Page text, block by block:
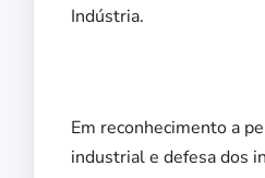
Indústria.
Em reconhecimento a
industrial e defesa dos